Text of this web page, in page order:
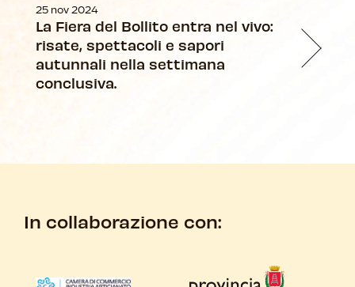
25 nov 2024
La Fiera del Bollito entra nel vivo:
risate, spettacoli e sapori
autunnali nella settimana
conclusiva.
In collaborazione con: